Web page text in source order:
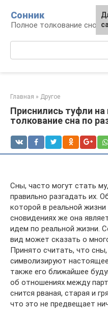
контенту
Сонник
Полное толкование снов
Главная » Другое
Приснились туфли
толкование сна по
Сны, часто могут стать
правильно разгадать их.
которой в реальной
сновидениях же она
идем по реальной жизни.
вид может сказать о
Принято считать, что
символизируют
также его ближайшее
об отношениях между
снится рваная, старая и
что это не предвещает